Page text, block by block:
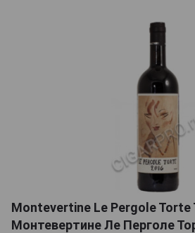
Montevertine Le Pergole Torte
Монтевертине Ле Перголе